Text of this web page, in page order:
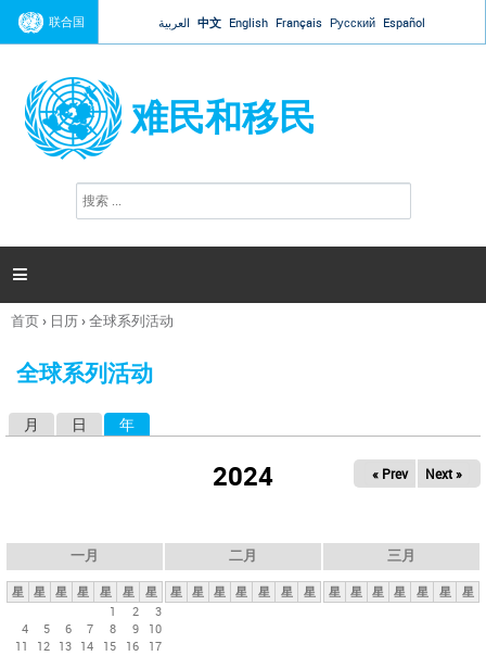
Jump to navigation
联合国 العربية 中文 English Français Русский Español
难民和移民
搜
索

你
这
首页› 日历›全球系列活动
全球系列活动
月 日 年
2024 « Prev Next »
一月
星 星 星 星 星 星
星
1
2
3
4
5 6 7 8 9
10
11
12 13 14 15 16
17
二月
星 星 星 星 星 星 星
三月
星 星 星 星 星 星 星